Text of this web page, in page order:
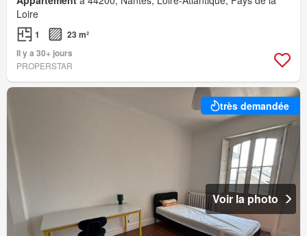
Loire
1
23 m²
Il y a 30+ jours
PROPERSTAR
très demandée
Voir la photo